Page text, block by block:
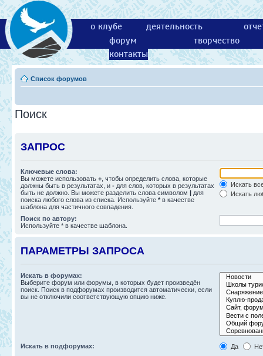
о клубе деятельность
форум
творчество
контакты
Список форумов
Поиск
ЗАПРОС
Ключевые слова:
Вы можете использовать + , чтобы определить слова, которые
должны быть в результатах, и - для слов, которых в результатах
быть не должно. Вы можете разделить слова символом | для
поиска любого слова из списка. Используйте * в качестве
шаблона для частичного совпадения.
Искать
Искать
Поиск по автору:
Используйте * в качестве шаблона.
ПАРАМЕТРЫ ЗАПРОСА
Искать в форумах:
Выберите форум или форумы, в которых будет произведён
поиск. Поиск в подфорумах производится автоматически, если
вы не отключили соответствующую опцию ниже.
Искать в подфорумах: Да